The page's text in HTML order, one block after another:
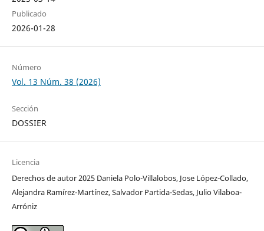
Publicado
2026-01-28
Número
Vol. 13 Núm. 38 (2026)
Sección
DOSSIER
Licencia
Derechos de autor 2025 Daniela Polo-Villalobos, Jose López-Collado,
Alejandra Ramírez-Martínez, Salvador Partida-Sedas, Julio Vilaboa-
Arróniz